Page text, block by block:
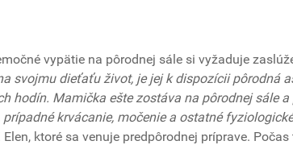
vypätie na pôrodnej sále si vyžaduje
svojmu dieťaťu život, je jej k dispozícii pôrodná
hodín. Mamička ešte zostáva na pôrodnej sále
krvácanie, močenie a ostatné
Elen, ktoré sa venuje predpôrodnej príprave.